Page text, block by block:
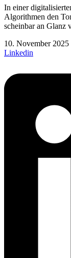
In einer
Algorithmen den
scheinbar an Glanz
10. November 2025
Linkedin